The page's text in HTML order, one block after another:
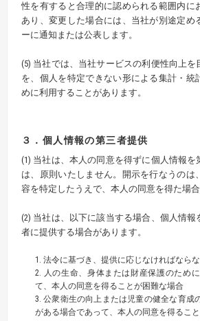
性を有すると合理的に認められる範囲内に
あり、変更した場合には、当社が別途定め
ーに通知または公表します。
(5) 当社では、当社サービスの利便性向上を
を、個人を特定できない形による集計・統
めに利用することがあります。
３．個人情報の第三者提供
(1) 当社は、本人の同意を得ずに個人情報を
は、原則いたしません。開示を行なうのは
容を特定したうえで、本人の同意を得た場合
(2) 当社は、以下に該当する場合、個人情報
者に提供する場合があります。
1. 法令に基づき、提供に応じなければなら
2. 人の生命、身体または財産保護のため
て、本人の同意を得ることが困難な場合
3. 公衆衛生の向上または児童の健全な育成
がある場合であって、本人の同意を得るこ